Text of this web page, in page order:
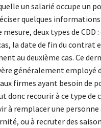
un salarié occupe un
quelques
deux types de
la date de fin du contrat
au deuxième cas. Ce
généralement employé
aux firmes ayant besoin
donc recourir à ce type de
à remplacer une
ou à recruter des